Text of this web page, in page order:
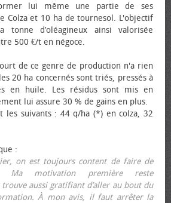
lui même une partie de ses
Colza et 10 ha de tournesol. L'objectif
tonne d’oléagineux ainsi valorisée
500 €/t en négoce.
de ce genre de production n'a rien
20 ha concernés sont triés, pressés à
en huile. Les résidus sont mis en
lui assure 30 % de gains en plus.
les suivants : 44 q/ha (*) en colza, 32
:
on est toujours content de faire de
Ma motivation première reste
aussi gratifiant d’aller au bout du
À mon avis, il faut arrêter la